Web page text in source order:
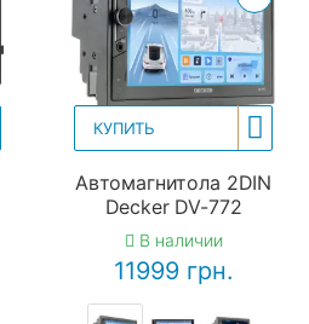
КУПИТЬ
Автомагнитола 2DIN
Decker DV-772
В наличии
11999 грн.